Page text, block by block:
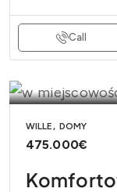
Call
WILLE, DOMY
475.000€